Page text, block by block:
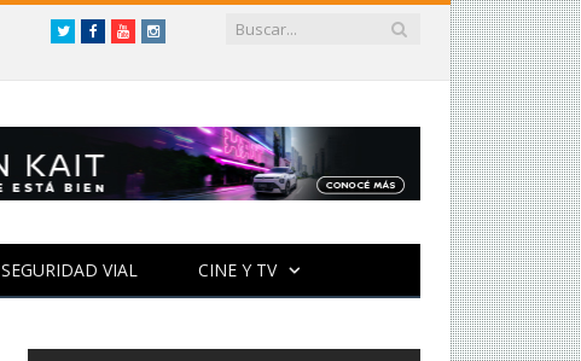
TwitterFacebookYouTubeInstagram
SEGURIDAD VIAL CINE Y TV